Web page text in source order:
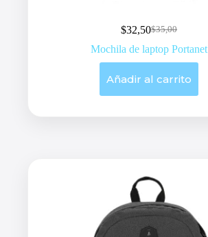
$35,00
Original
price
$32,50Current
price
Mochila de laptop Portanet
Añadir al carrito